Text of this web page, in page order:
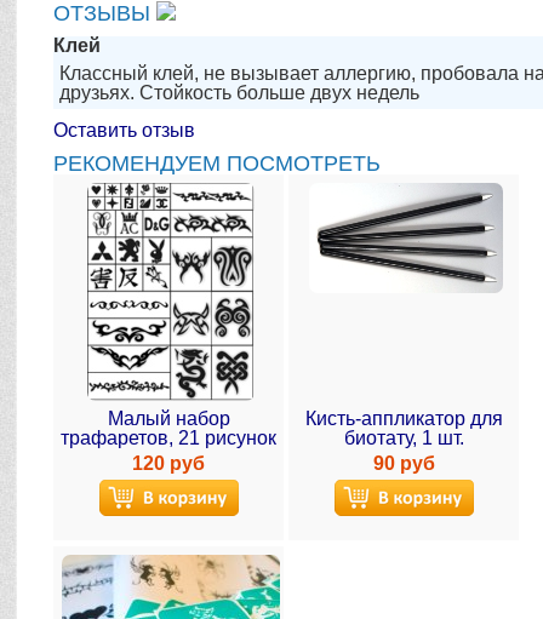
ОТЗЫВЫ
Клей
Классный клей, не вызывает аллергию, пробовала
друзьях. Стойкость больше двух недель
Оставить отзыв
РЕКОМЕНДУЕМ ПОСМОТРЕТЬ
Малый набор
трафаретов, 21 рисунок
120 руб
Кисть-аппликатор для
биотату, 1 шт.
90 руб